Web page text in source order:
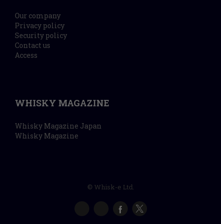
Our company
Privacy policy
Security policy
Contact us
Access
WHISKY MAGAZINE
Whisky Magazine Japan
Whisky Magazine
© Whisk-e Ltd.